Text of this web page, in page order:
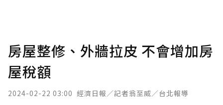
房屋整修、外牆拉皮 不會增加房
屋稅額
2024-02-22 03:00 經濟日報／記者翁至威／台北報導